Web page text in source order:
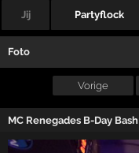
Jij Partyflock
Foto
Vorige
MC Renegades B-Day Bash